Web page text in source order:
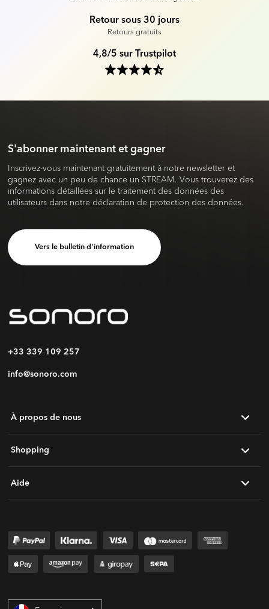
Retour sous 30 jours
Retours gratuits
4,8/5 sur Trustpilot
S'abonner maintenant et gagner
Inscrivez-vous maintenant gratuitement à notre newsletter et
gagnez avec un peu de chance un STREAM. Vous trouverez des
informations détaillées sur le traitement des données des
utilisateurs dans notre déclaration de protection des données.
Vers le bulletin d'information
+33 339 109 257
info@sonoro.com
À propos de nous
Shopping
Aide